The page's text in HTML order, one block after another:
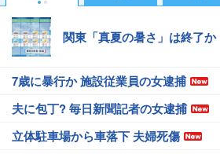
関東「真夏の暑さ」は終了か
7歳に暴行か 施設従業員の女逮捕
夫に包丁? 毎日新聞記者の女逮捕
立体駐車場から車落下 夫婦死傷